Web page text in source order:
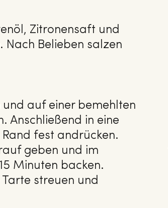
Zitronensaft und
Nach Belieben salzen
und auf einer bemehlten
Anschließend in eine
fest andrücken.
geben und im
Minuten backen.
streuen und